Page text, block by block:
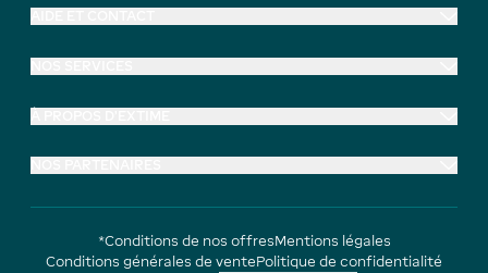
*Conditions de nos offresMentions légales
Conditions générales de ventePolitique de confidentialité